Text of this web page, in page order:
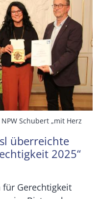
Schubert „mit Herz
überreichte
2025“
Gerechtigkeit